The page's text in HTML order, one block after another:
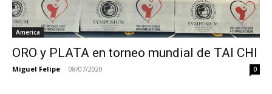
America
ORO y PLATA en torneo mundial de TAI CHI
Miguel Felipe - 08/07/2020 0